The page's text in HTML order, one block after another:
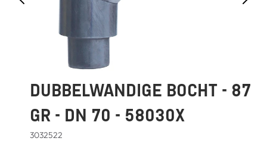
Waarom Loromeij
FAQ
Blogs
DUBBELWANDIGE BOCHT - 87
GR - DN 70 - 58030X
3032522